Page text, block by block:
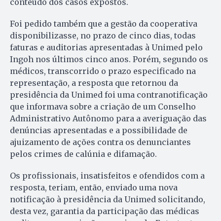
conteúdo dos casos expostos.
Foi pedido também que a gestão da cooperativa
disponibilizasse, no prazo de cinco dias, todas
faturas e auditorias apresentadas à Unimed pelo
Ingoh nos últimos cinco anos. Porém, segundo os
médicos, transcorrido o prazo especificado na
representação, a resposta que retornou da
presidência da Unimed foi uma contranotificação
que informava sobre a criação de um Conselho
Administrativo Autônomo para a averiguação das
denúncias apresentadas e a possibilidade de
ajuizamento de ações contra os denunciantes
pelos crimes de calúnia e difamação.
Os profissionais, insatisfeitos e ofendidos com a
resposta, teriam, então, enviado uma nova
notificação à presidência da Unimed solicitando,
desta vez, garantia da participação das médicas